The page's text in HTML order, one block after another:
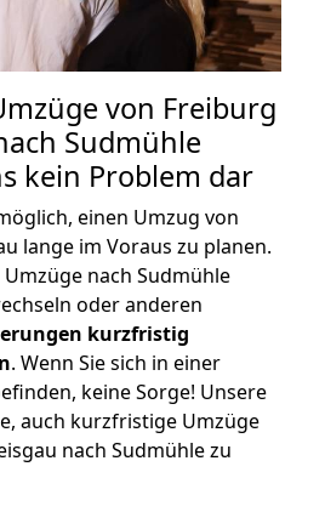
von Freiburg
Sudmühle
kein Problem dar
einen Umzug von
lange im Voraus zu planen.
nach Sudmühle
oder anderen
kurzfristig
. Wenn Sie sich in einer
keine Sorge! Unsere
auch kurzfristige Umzüge
nach Sudmühle zu